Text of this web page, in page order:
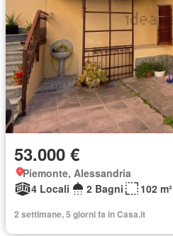
53.000 €
Piemonte, Alessandria
4 Locali
2 Bagni 102 m²
2 settimane, 5 giorni fa in Casa.it